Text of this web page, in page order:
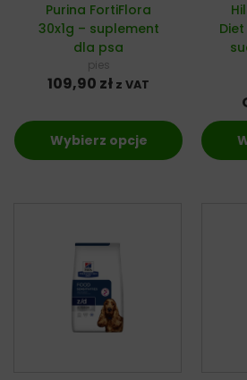
Purina FortiFlora
30x1g – suplement
dla psa
pies
109,90 zł z VAT
Wybierz opcje